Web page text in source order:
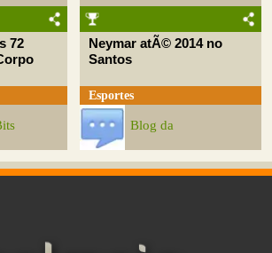
72
Neymar atÃ© 2014 no
Santos
Esportes
Blog da